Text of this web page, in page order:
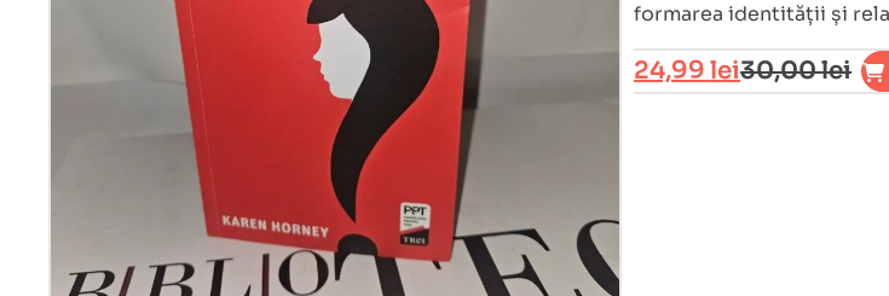
formarea identității și
30,00lei
24,99lei